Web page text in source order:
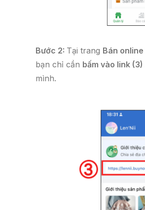
Bước 2: Tại trang Bán online
bạn chỉ cần bấm vào link (3)
mình.